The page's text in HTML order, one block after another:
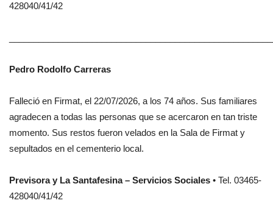
428040/41/42
Pedro Rodolfo Carreras
Falleció en Firmat, el 22/07/2026, a los 74 años. Sus familiares
agradecen a todas las personas que se acercaron en tan triste
momento. Sus restos fueron velados en la Sala de Firmat y
sepultados en el cementerio local.
Previsora y La Santafesina – Servicios Sociales • Tel. 03465-
428040/41/42